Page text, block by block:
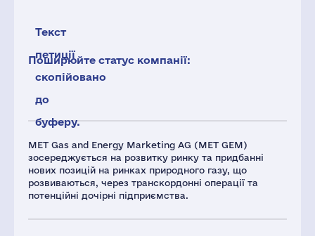
MET Gas and Energy Marketing AG (MET GEM)
зосереджується на розвитку ринку та придбанні
нових позицій на ринках природного газу, що
розвиваються, через транскордонні операції та
потенційні дочірні підприємства.
Текст
петиції
скопійовано
до
буферу.
Поширюйте статус компанії: